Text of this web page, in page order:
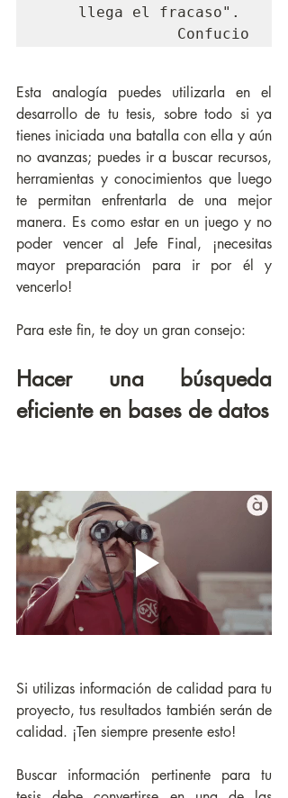
llega el fracaso".
Confucio
Esta analogía puedes utilizarla en el
desarrollo de tu tesis, sobre todo si ya
tienes iniciada una batalla con ella y aún
no avanzas; puedes ir a buscar recursos,
herramientas y conocimientos que luego
te permitan enfrentarla de una mejor
manera. Es como estar en un juego y no
poder vencer al Jefe Final, ¡necesitas
mayor preparación para ir por él y
vencerlo!
Para este fin, te doy un gran consejo:
Hacer una búsqueda
eficiente en bases de datos
Si utilizas información de calidad para tu
proyecto, tus resultados también serán de
calidad. ¡Ten siempre presente esto!
Buscar información pertinente para tu